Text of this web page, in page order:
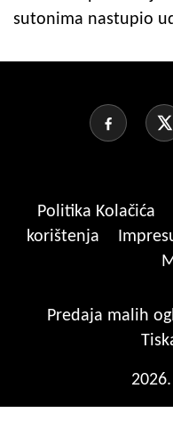
sutonima nastupio
Politika Kolačića
korištenja
Predaja malih